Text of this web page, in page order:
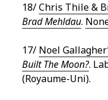
18/Chris Thile &
Brad Mehldau.
17/ Noel
Built The Moon?.
(Royaume-Uni).